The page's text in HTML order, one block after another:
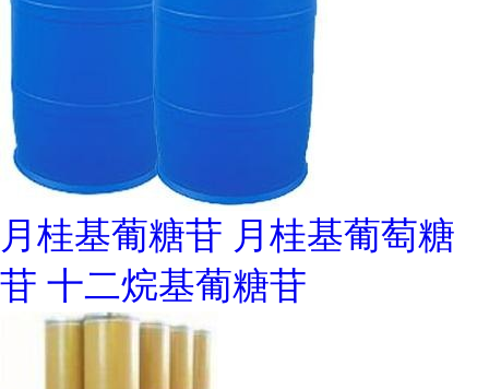
月桂基葡糖苷 月桂基葡萄糖
苷 十二烷基葡糖苷